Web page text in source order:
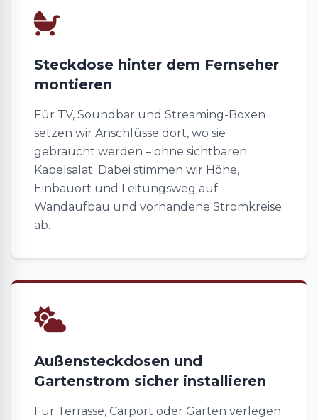
Steckdose hinter dem Fernseher
montieren
Für TV, Soundbar und Streaming-Boxen
setzen wir Anschlüsse dort, wo sie
gebraucht werden – ohne sichtbaren
Kabelsalat. Dabei stimmen wir Höhe,
Einbauort und Leitungsweg auf
Wandaufbau und vorhandene Stromkreise
ab.
Außensteckdosen und
Gartenstrom sicher installieren
Für Terrasse, Carport oder Garten verlegen